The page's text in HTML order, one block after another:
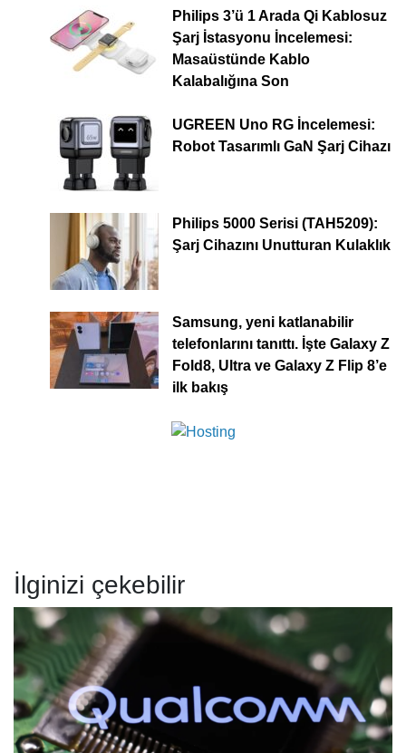
Philips 3’ü 1 Arada Qi Kablosuz
Şarj İstasyonu İncelemesi:
Masaüstünde Kablo
Kalabalığına Son
UGREEN Uno RG İncelemesi:
Robot Tasarımlı GaN Şarj Cihazı
Philips 5000 Serisi (TAH5209):
Şarj Cihazını Unutturan Kulaklık
Samsung, yeni katlanabilir
telefonlarını tanıttı. İşte Galaxy Z
Fold8, Ultra ve Galaxy Z Flip 8’e
ilk bakış
İlginizi çekebilir